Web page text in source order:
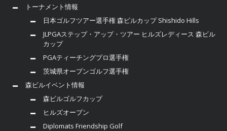
トーナメント情報
日本ゴルフツアー選手権 森ビルカップ Shishido Hills
JLPGAステップ・アップ・ツアー ヒルズレディース 森ビル
カップ
PGAティーチングプロ選手権
茨城県オープンゴルフ選手権
森ビルイベント情報
森ビルゴルフカップ
ヒルズオープン
Diplomats Friendship Golf